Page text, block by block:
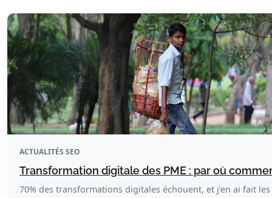
ACTUALITÉS SEO
Transformation digitale des PME : par où
70% des transformations digitales échouent, et j’en ai fait